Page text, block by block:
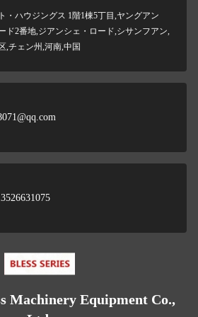
・ハウジングス 1階1棟5丁目,ヤングアン
ド2番地,ジアンシェ・ロード,シサンフアン,
,チェン州,河南,中国
Machinery Equipment Co.,